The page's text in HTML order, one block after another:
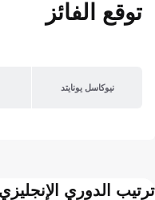
توقع الفائز
نيوكاسل يونايتد
ترتيب الدوري الإنجليزي